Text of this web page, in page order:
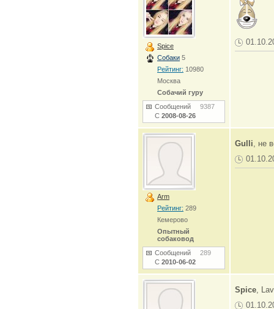
Spice
Собаки 5
Рейтинг: 10980
Москва
Собачий гуру
Сообщений 9387
С 2008-08-26
Arm
Рейтинг: 289
Кемерово
Опытный
собаковод
Сообщений 289
С 2010-06-02
Gulli, не
Spice,